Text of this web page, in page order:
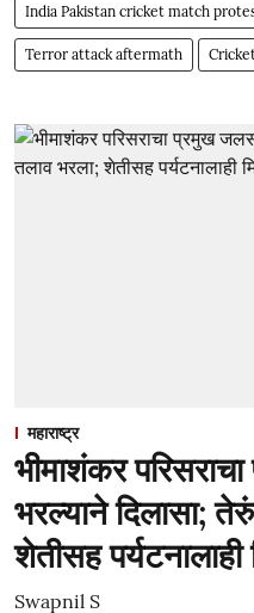
India Pakistan cricket match
Terror attack aftermath
महाराष्ट्र
भीमाशंकर
भरल्याने दिलासा;
शेतीसह
Swapnil S